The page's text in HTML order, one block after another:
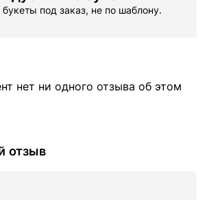
под заказ, не по шаблону.
нет ни одного отзыва об этом
отзыв